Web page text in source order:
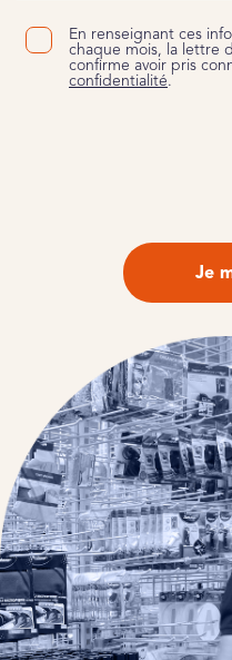
En renseignant ces
chaque mois, la lettre
confirme avoir pris
confidentialité.